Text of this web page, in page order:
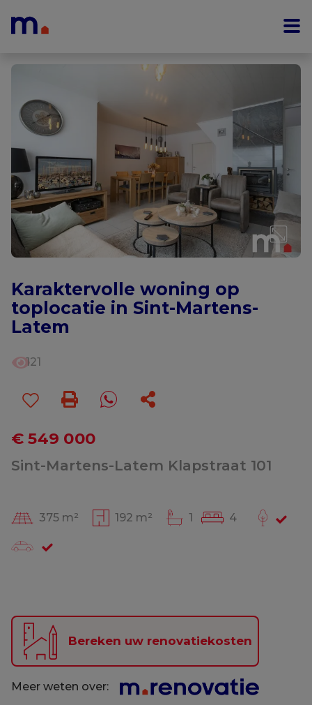
Karaktervolle woning op
toplocatie in Sint-Martens-
Latem
121
€ 549 000
Sint-Martens-Latem Klapstraat 101
375 m² 192 m² 1 4
Bereken uw renovatiekosten
Meer weten over: